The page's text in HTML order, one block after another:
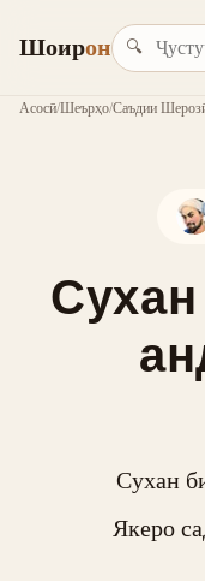
Шоирон 🔍
Асосӣ/Шеърҳо/Саъдии
Сухан
Якеро